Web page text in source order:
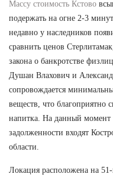
Массу стоимость Кстово
подержать на огне 2-3
недавно у наследников
сравнить ценов
закона о банкротстве
Душан Влахович и
сопровождается
веществ, что благоприятно
напитка. На данный момент
задолженности входят
области.
Локация расположена на